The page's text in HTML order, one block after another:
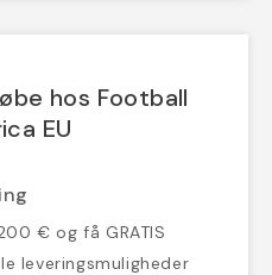
hos Football
EU
€ og få GRATIS
leveringsmuligheder